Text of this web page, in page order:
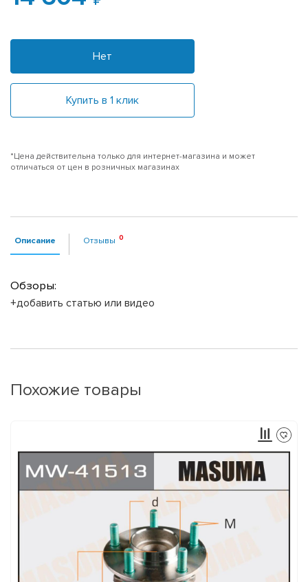
Нет
Купить в 1 клик
*Цена действительна только для интернет-магазина и может
отличаться от цен в розничных магазинах
Описание Отзывы
Обзоры:
+добавить статью или видео
Похожие товары